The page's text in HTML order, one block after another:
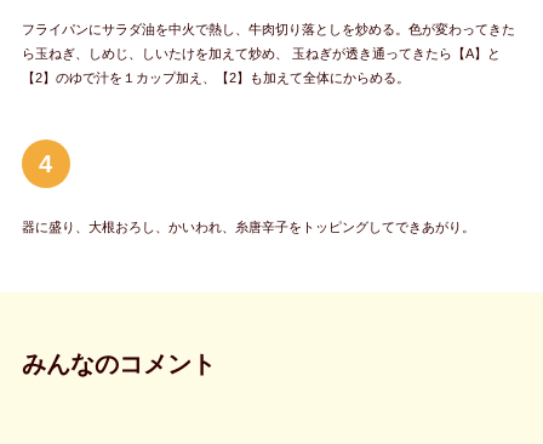
フライパンにサラダ油を中火で熱し、牛肉切り落としを炒める。色が変わってきた
ら玉ねぎ、しめじ、しいたけを加えて炒め、 玉ねぎが透き通ってきたら【A】と
【2】のゆで汁を１カップ加え、【2】も加えて全体にからめる。
4
器に盛り、大根おろし、かいわれ、糸唐辛子をトッピングしてできあがり。
みんなのコメント